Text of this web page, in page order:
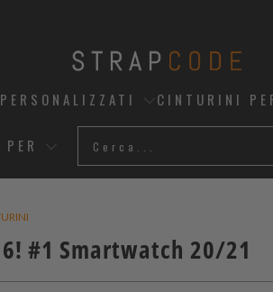
CINTURINI
#1 Smartwatch 20/21